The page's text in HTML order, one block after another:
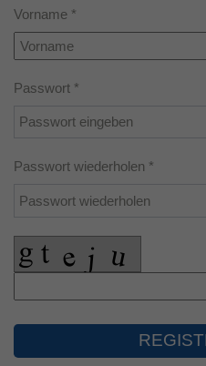
Vorname *
Passwort *
Passwort wiederholen *